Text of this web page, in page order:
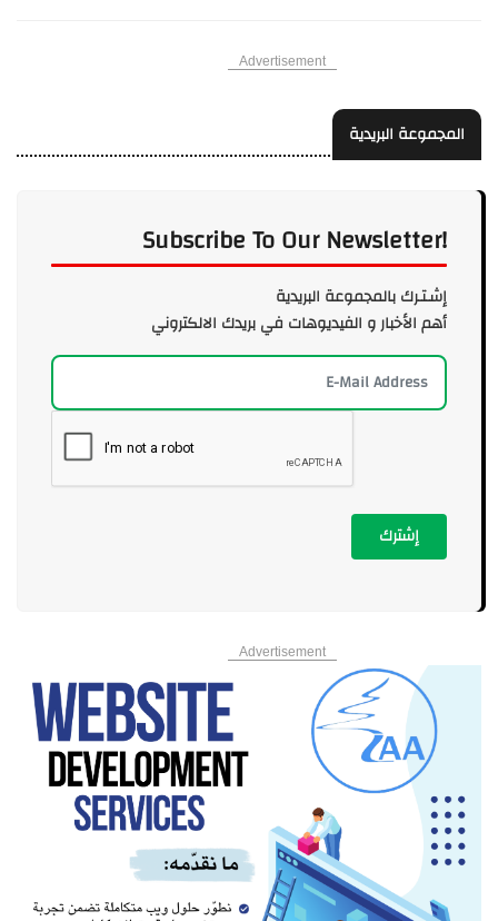
Advertisement
المجموعة البريدية
Subscribe To Our Newsletter!
إشـتـرك بالمجموعة البريدية
أهم الأخبار و الفيديوهات في بريدك الالكتروني
إشترك
Advertisement